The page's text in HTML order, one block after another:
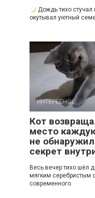
Дождь тихо
окутывал уютный
ИНТЕРЕСНОЕ
Кот
место
не
секрет
Весь вечер тихо шёл
мягким серебристым
современного